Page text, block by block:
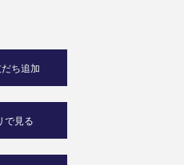
ち追加
で見る